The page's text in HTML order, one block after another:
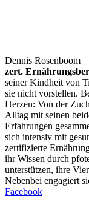
Dennis Rosenboom
zert.
seiner Kindheit von
sie nicht vorstellen.
Herzen: Von der
Alltag mit seinen
Erfahrungen
sich intensiv mit
zertifizierte
ihr Wissen durch
unterstützen, ihre
Nebenbei engagiert
Facebook